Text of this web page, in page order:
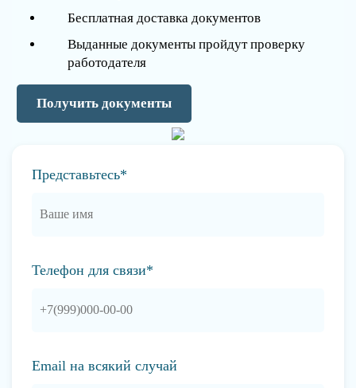
Бесплатная доставка документов
Выданные документы пройдут проверку
работодателя
Получить документы
Представьтесь*
Телефон для связи*
Email на всякий случай